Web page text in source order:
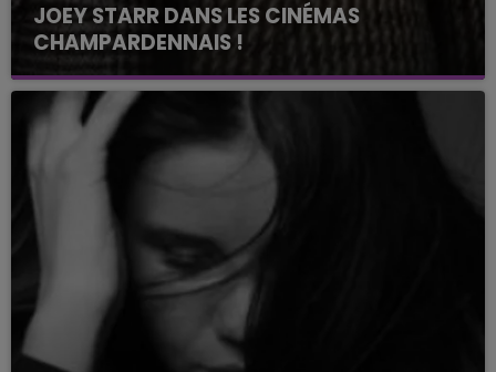
JOEY STARR DANS LES CINÉMAS
CHAMPARDENNAIS !